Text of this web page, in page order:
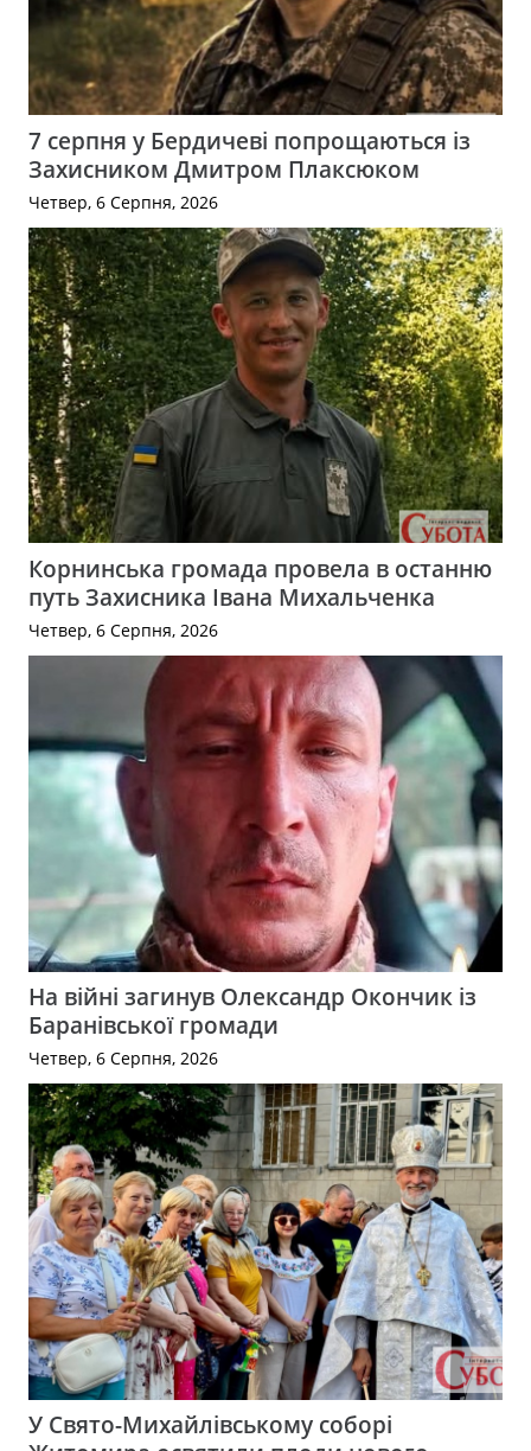
7 серпня у Бердичеві попрощаються із
Захисником Дмитром Плаксюком
Четвер, 6 Серпня, 2026
Корнинська громада провела в останню
путь Захисника Івана Михальченка
Четвер, 6 Серпня, 2026
На війні загинув Олександр Окончик із
Баранівської громади
Четвер, 6 Серпня, 2026
У Свято-Михайлівському соборі